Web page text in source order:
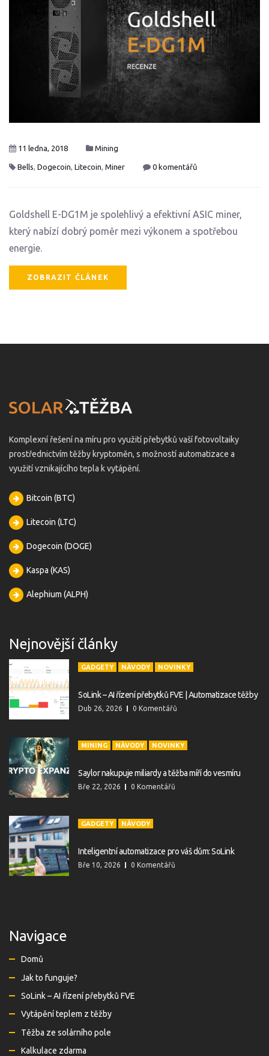
11 ledna, 2018 Mining
Bells, Dogecoin, Litecoin, Miner 0 komentářů
Goldshell E-DG1M je spolehlivý a efektivní ASIC miner,
který nabízí dobrý poměr mezi výkonem a spotřebou
energie.
ZOBRAZIT ČLÁNEK
Komplexní řešení na míru pro využití přebytků vaší fotovoltaiky
prostřednictvím těžby kryptoměn, s možností automatizace a
využití vznikajícího tepla k vytápění.
Bitcoin (BTC)
Litecoin (LTC)
Dogecoin (DOGE)
Kaspa (KAS)
Alephium (ALPH)
Nejnovější články
GADGETY NÁVODY NOVINKY
SoLink – AI řízení přebytků FVE | Automatizace těžby
Dub 26, 2026 0 Komentářů
MINING NÁVODY NOVINKY
Saylor nakupuje miliardy a těžba míří do vesmíru
Bře 22, 2026 0 Komentářů
GADGETY NÁVODY
Inteligentní automatizace pro váš dům: SoLink
Bře 10, 2026 0 Komentářů
Navigace
Domů
Jak to funguje?
SoLink – AI řízení přebytků FVE
Vytápění teplem z těžby
Těžba ze solárního pole
Kalkulace zdarma